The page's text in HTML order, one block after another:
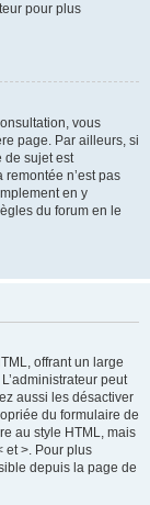
pour plus
vous
page. Par ailleurs, si
de sujet est
n’est pas
en y
du forum en le
offrant un large
peut
aussi les désactiver
du formulaire de
au style HTML, mais
et >. Pour plus
depuis la page de